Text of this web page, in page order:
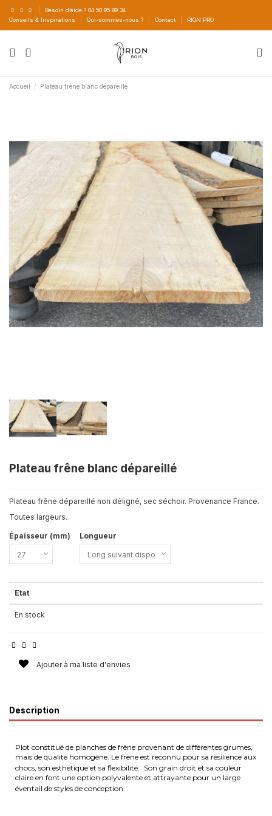
Besoin d’aide ? 04 50 95 89 34
Conseils & Inspirations
Qui-sommes-nous ? Contact RION PRO
Accueil Plateau frêne blanc dépareillé
Plateau frêne blanc dépareillé
Plateau frêne dépareillé non déligné, sec séchoir. Provenance France.
Toutes largeurs.
Épaisseur (mm) Longueur
Etat
En stock
Ajouter à ma liste d'envies
Description
Plot constitué de planches de frêne provenant de différentes grumes,
mais de qualité homogène. Le frêne est reconnu pour sa résilience aux
chocs, son esthétique et sa flexibilité.
Son grain droit et sa couleur
claire en font une option polyvalente et attrayante pour un large
éventail de styles de conception.